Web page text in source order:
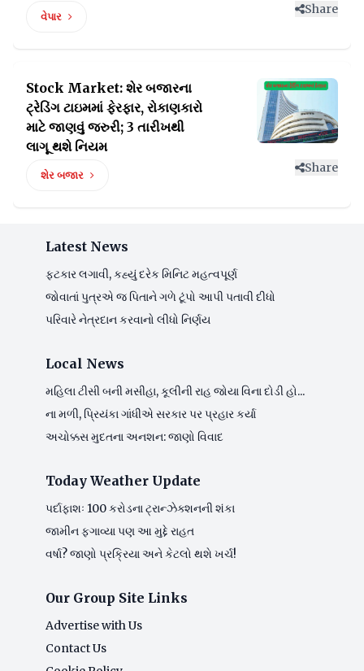
વેપાર
Share
Stock Market: શેર બજારના
ટ્રેડિંગ ટાઇમમાં ફેરફાર, રોકાણકારો
માટે જાણવું જરુરી; 3 તારીખથી
લાગૂ થશે નિયમ
શેર બજાર
Share
Latest News
ફટકાર લગાવી, કહ્યું દરેક મિનિટ મહત્વપૂર્ણ
જોવાતાં પુત્રએ જ પિતાને ગળે ટૂંપો આપી પતાવી દીધો
પરિવારે નેત્રદાન કરવાનો લીધો નિર્ણય
Local News
મહિલા ટીસી બની મસીહા, કૂલીની રાહ જોયા વિના દોડી હો...
ના મળી, પ્રિયંકા ગાંધીએ સરકાર પર પ્રહાર કર્યા
અચોક્કસ મુદતના અનશન: જાણો વિવાદ
Today Weather Update
પર્દાફાશઃ 100 કરોડના ટ્રાન્ઝેક્શનની શંકા
જામીન ફગાવ્યા પણ આ મુદ્દે રાહત
વર્ષા? જાણો પ્રક્રિયા અને કેટલો થશે ખર્ચ!
Our Group Site Links
Advertise with Us
Contact Us